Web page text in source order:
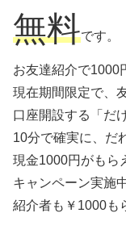
無料です。
お友達紹介で1000
現在期間限定で、
口座開設する「だ
10分で確実に、だ
現金1000円がもら
キャンペーン実施
紹介者も￥1000も